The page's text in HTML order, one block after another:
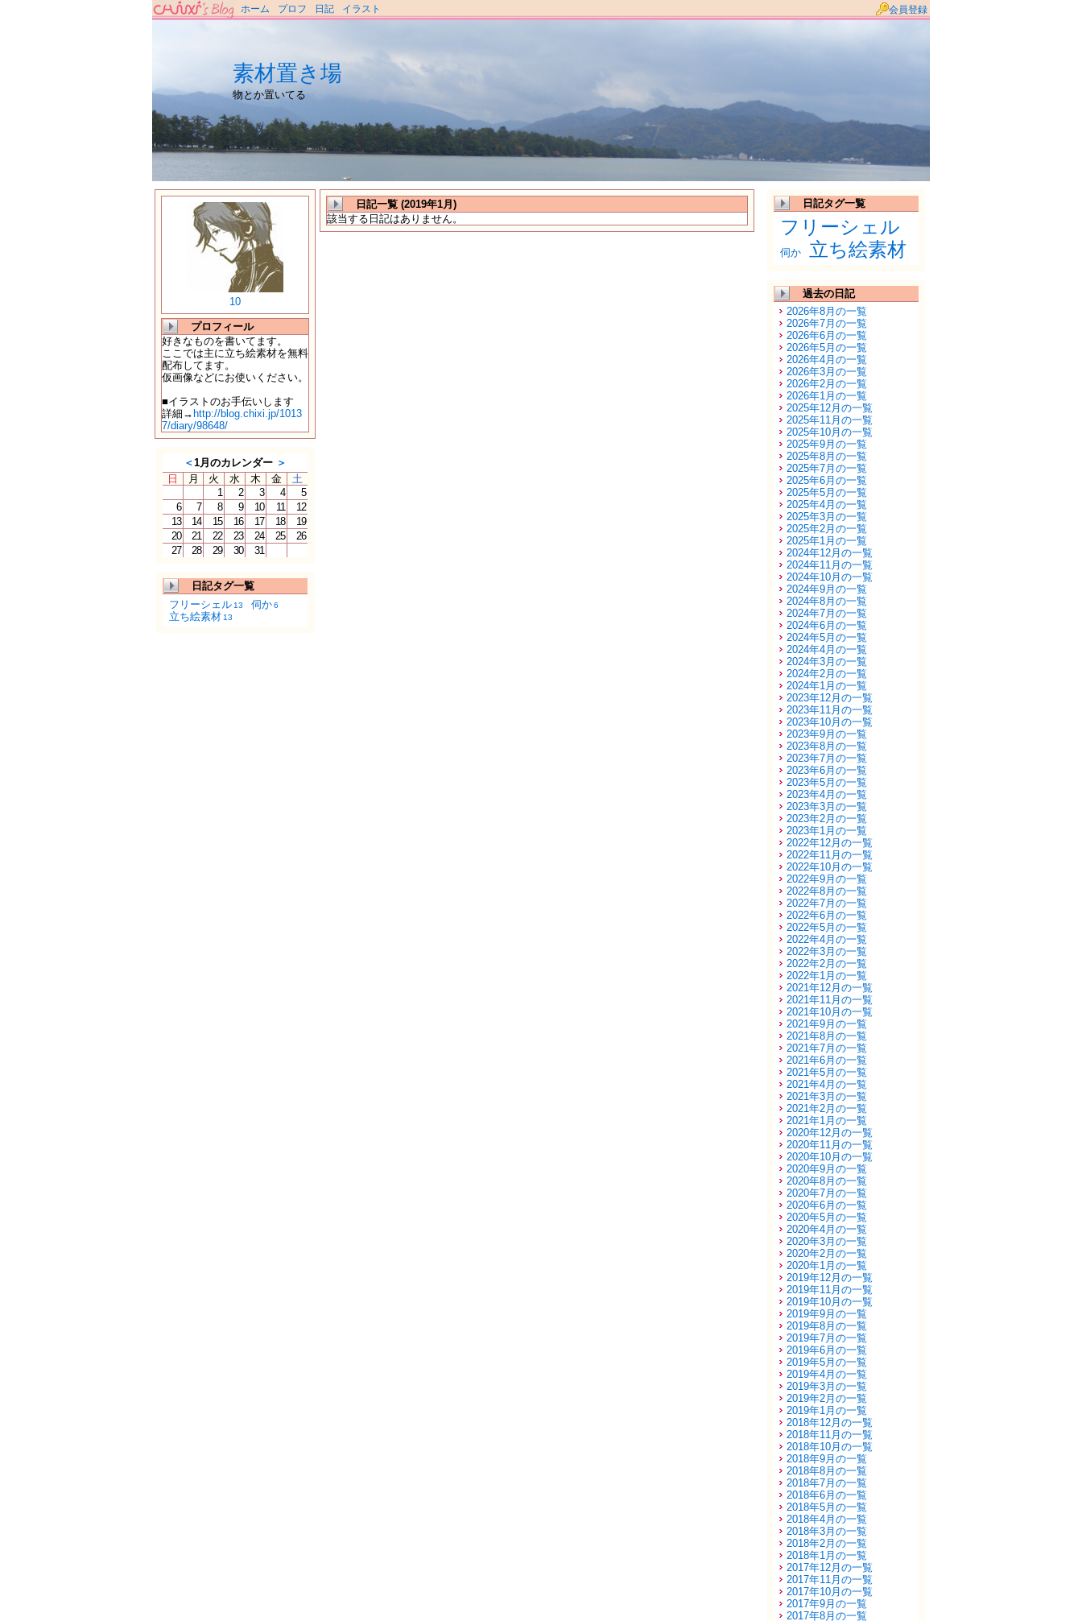
ホーム プロフ 日記 イラスト 会員登録
素材置き場
物とか置いてる
10
プロフィール
好きなものを書いてます。
ここでは主に立ち絵素材を無料
配布してます。
仮画像などにお使いください。
■イラストのお手伝いします
詳細→ http://blog.chixi.jp/1013
7/diary/98648/
＜1月のカレンダー ＞
日
月 火 水 木 金
土
1
2 3 4
5
6
7 8 9 10 11
12
13
14 15 16 17 18
19
20
21 22 23 24 25
26
27
28 29 30 31
日記タグ一覧
フリーシェル 13 伺か6
立ち絵素材 13
日記一覧 (2019年1月)
該当する日記はありません。
日記タグ一覧
フリーシェル
伺か 立ち絵素材
過去の日記
2026年8月の一覧
2026年7月の一覧
2026年6月の一覧
2026年5月の一覧
2026年4月の一覧
2026年3月の一覧
2026年2月の一覧
2026年1月の一覧
2025年12月の一覧
2025年11月の一覧
2025年10月の一覧
2025年9月の一覧
2025年8月の一覧
2025年7月の一覧
2025年6月の一覧
2025年5月の一覧
2025年4月の一覧
2025年3月の一覧
2025年2月の一覧
2025年1月の一覧
2024年12月の一覧
2024年11月の一覧
2024年10月の一覧
2024年9月の一覧
2024年8月の一覧
2024年7月の一覧
2024年6月の一覧
2024年5月の一覧
2024年4月の一覧
2024年3月の一覧
2024年2月の一覧
2024年1月の一覧
2023年12月の一覧
2023年11月の一覧
2023年10月の一覧
2023年9月の一覧
2023年8月の一覧
2023年7月の一覧
2023年6月の一覧
2023年5月の一覧
2023年4月の一覧
2023年3月の一覧
2023年2月の一覧
2023年1月の一覧
2022年12月の一覧
2022年11月の一覧
2022年10月の一覧
2022年9月の一覧
2022年8月の一覧
2022年7月の一覧
2022年6月の一覧
2022年5月の一覧
2022年4月の一覧
2022年3月の一覧
2022年2月の一覧
2022年1月の一覧
2021年12月の一覧
2021年11月の一覧
2021年10月の一覧
2021年9月の一覧
2021年8月の一覧
2021年7月の一覧
2021年6月の一覧
2021年5月の一覧
2021年4月の一覧
2021年3月の一覧
2021年2月の一覧
2021年1月の一覧
2020年12月の一覧
2020年11月の一覧
2020年10月の一覧
2020年9月の一覧
2020年8月の一覧
2020年7月の一覧
2020年6月の一覧
2020年5月の一覧
2020年4月の一覧
2020年3月の一覧
2020年2月の一覧
2020年1月の一覧
2019年12月の一覧
2019年11月の一覧
2019年10月の一覧
2019年9月の一覧
2019年8月の一覧
2019年7月の一覧
2019年6月の一覧
2019年5月の一覧
2019年4月の一覧
2019年3月の一覧
2019年2月の一覧
2019年1月の一覧
2018年12月の一覧
2018年11月の一覧
2018年10月の一覧
2018年9月の一覧
2018年8月の一覧
2018年7月の一覧
2018年6月の一覧
2018年5月の一覧
2018年4月の一覧
2018年3月の一覧
2018年2月の一覧
2018年1月の一覧
2017年12月の一覧
2017年11月の一覧
2017年10月の一覧
2017年9月の一覧
2017年8月の一覧